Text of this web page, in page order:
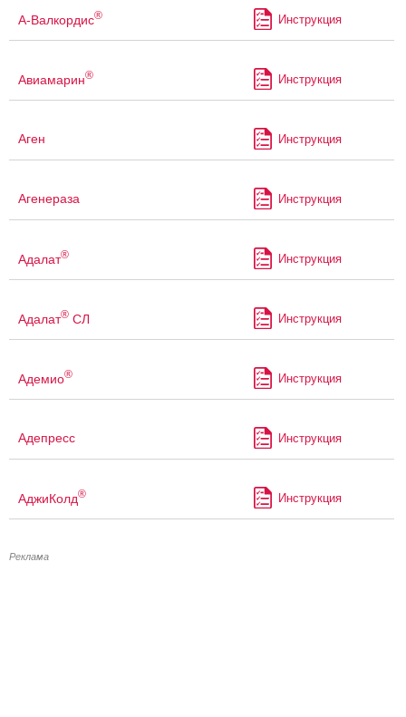
А-Валкордис® Инструкция
Авиамарин® Инструкция
Аген Инструкция
Агенераза Инструкция
Адалат® Инструкция
Адалат® СЛ Инструкция
Адемио® Инструкция
Адепресс Инструкция
АджиКолд® Инструкция
Реклама